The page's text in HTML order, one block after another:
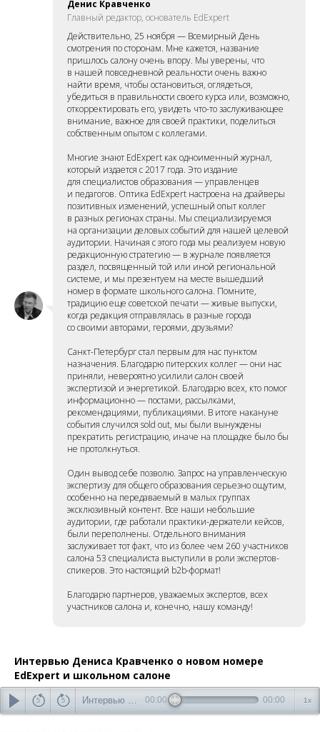
Денис Кравченко
Главный редактор, основатель EdExpert
Действительно, 25 ноября — Всемирный День
смотрения по сторонам. Мне кажется, название
пришлось салону очень впору. Мы уверены, что
в нашей повседневной реальности очень важно
найти время, чтобы остановиться, оглядеться,
убедиться в правильности своего курса или, возможно,
откорректировать его, увидеть что-то заслуживающее
внимание, важное для своей практики, поделиться
собственным опытом с коллегами.
Многие знают EdExpert как одноименный журнал,
который издается с 2017 года. Это издание
для специалистов образования — управленцев
и педагогов. Оптика EdExpert настроена на драйверы
позитивных изменений, успешный опыт коллег
в разных регионах страны. Мы специализируемся
на организации деловых событий для нашей целевой
аудитории. Начиная с этого года мы реализуем новую
редакционную стратегию — в журнале появляется
раздел, посвященный той или иной региональной
системе, и мы презентуем на месте вышедший
номер в формате школьного салона. Помните,
традицию еще советской печати — живые выпуски,
когда редакция отправлялась в разные города
со своими авторами, героями, друзьями?
Санкт-Петербург стал первым для нас пунктом
назначения. Благодарю питерских коллег — они нас
приняли, невероятно усилили салон своей
экспертизой и энергетикой. Благодарю всех, кто помог
информационно — постами, рассылками,
рекомендациями, публикациями. В итоге накануне
события случился sold out, мы были вынуждены
прекратить регистрацию, иначе на площадке было бы
не протолкнуться.
Один вывод себе позволю. Запрос на управленческую
экспертизу для общего образования серьезно ощутим,
особенно на передаваемый в малых группах
эксклюзивный контент. Все наши небольшие
аудитории, где работали практики-держатели кейсов,
были переполнены. Отдельного внимания
заслуживает тот факт, что из более чем 260 участников
салона 53 специалиста выступили в роли экспертов-
спикеров. Это настоящий b2b-формат!
Благодарю партнеров, уважаемых экспертов, всех
участников салона и, конечно, нашу команду!
Интервью Дениса Кравченко о новом номере
EdExpert и школьном салоне
00:00 00:00 1x